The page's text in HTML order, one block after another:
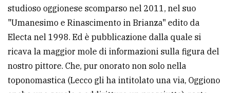
studioso oggionese scomparso nel 2011, nel suo
"Umanesimo e Rinascimento in Brianza" edito da
Electa nel 1998. Ed è pubblicazione dalla quale si
ricava la maggior mole di informazioni sulla figura del
nostro pittore. Che, pur onorato non solo nella
toponomastica (Lecco gli ha intitolato una via, Oggiono